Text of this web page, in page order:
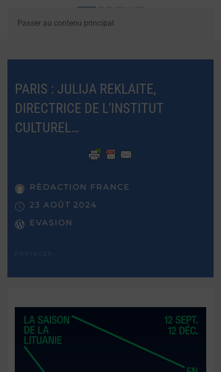
Passer au contenu principal
PARIS : JULIJA REKLAITE,
DIRECTRICE DE L’INSTITUT
CULTUREL…
RÉDACTION FRANCE
23 AOÛT 2024
EVASION